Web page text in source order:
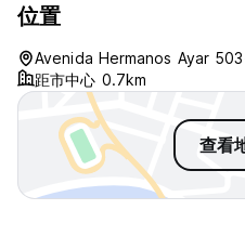
位置
Avenida Hermanos Ayar
距市中心 0.7km
查看